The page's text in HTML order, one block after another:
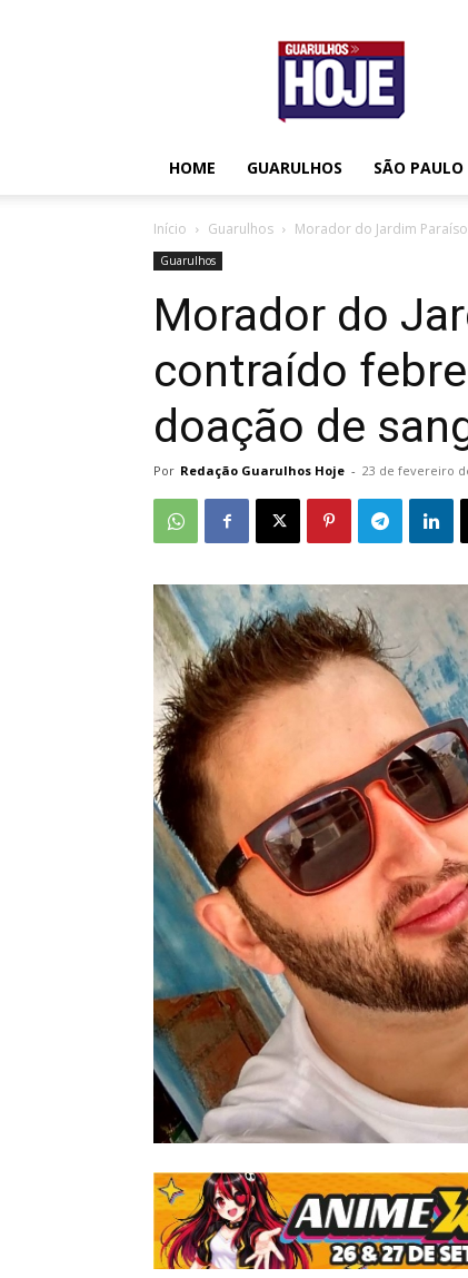
Guarulhos
Hoje
HOME GUARULHOS SÃO PAULO
Início Guarulhos Morador do Jardim
Guarulhos
Morador do
contraído
doação de
Por Redação Guarulhos Hoje - 23 de fevereiro